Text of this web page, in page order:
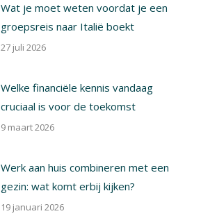
Wat je moet weten voordat je een
groepsreis naar Italië boekt
27 juli 2026
Welke financiële kennis vandaag
cruciaal is voor de toekomst
9 maart 2026
Werk aan huis combineren met een
gezin: wat komt erbij kijken?
19 januari 2026